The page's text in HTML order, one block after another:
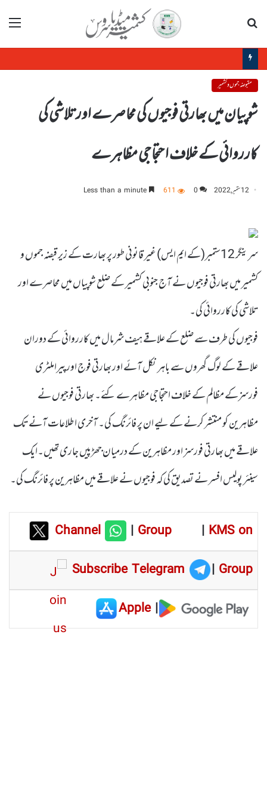
مینو
مقبوضہ جموں و کشمیر
شوپیان میں بھارتی فوجیوں کی محاصرے اورتلاشی کی
کارروائی کے خلاف احتجاجی مظاہرے
12 ستمبر, 2022 0
611
سرینگر 12ستمبر(کے ایم ایس) غیر قانونی طور پر بھارت کے زیر قبضہ جموں و
کشمیر میں بھارتی فوجیوں نے آج جنوبی کشمیر کے ضلع شوپیاں میں محاصرے اور
تلاشی کی کارروائی کی۔
فوجیوں کی طرف سے ضلع کے علاقے ہیف شرمال میں کارروائی کے دوران
علاقے کے لوگ گھروں سے باہر نکل آئے اور بھارتی فوج اورپیراملٹری
فورسزکے مظالم کے خلاف احتجاجی مظاہرے کئے۔ بھارتی فوجیوں نے
مظاہرین کو منتشر کرنے کے لیے ان پر فائرنگ کی۔ آخری اطلاعات آنے تک
علاقے میں بھارتی فورسز اور مظاہرین کے درمیان جھڑپیں جاری تھیں۔ایک
سینئر پولیس افسر نے تصدیق کی کہ فوجیوں نے علاقے میں مظاہرین پر فائرنگ کی۔
Channel |Group | KMS on
Subscribe Telegram
| Group
|
Apple